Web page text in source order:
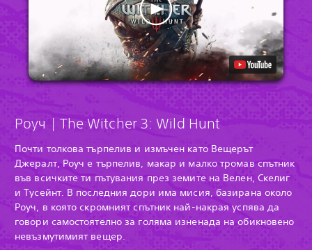
Роуч | The Witcher 3: Wild Hunt
Почти толкова търпелив и измъчен като Вещерът
Джералт, Роуч е търпелив, макар и малко тромав спътник
във всичките ти пътувания през земите на Велен, Скелиг
и Тусейнт. В последния дори има мисия, базирана около
Роуч, в която скромният спътник най-накрая успява да
говори самостоятелно за голяма изненада на обикновено
невъзмутимият вещер.